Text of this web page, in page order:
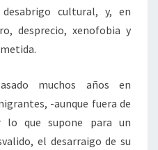
cultural, y, en
desprecio, xenofobia y
muchos años en
-aunque fuera de
lo que supone para un
el desarraigo de su